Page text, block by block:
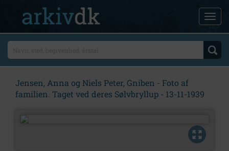
Jensen, Anna og Niels Peter, Gniben - Foto af
familien. Taget ved deres Sølvbryllup - 13-11-1939